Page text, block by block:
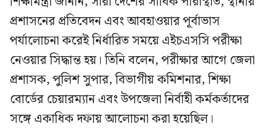
প্রশাসনের প্রতিবেদন এবং আবহাওয়ার পূর্বাভাস
পর্যালোচনা করেই নির্ধারিত সময়ে এইচএসসি পরীক্ষা
নেওয়ার সিদ্ধান্ত হয়। তিনি বলেন, পরীক্ষার আগে জেলা
প্রশাসক, পুলিশ সুপার, বিভাগীয় কমিশনার, শিক্ষা
বোর্ডের চেয়ারম্যান এবং উপজেলা নির্বাহী কর্মকর্তাদের
সঙ্গে একাধিক দফায় আলোচনা করা হয়েছিল।